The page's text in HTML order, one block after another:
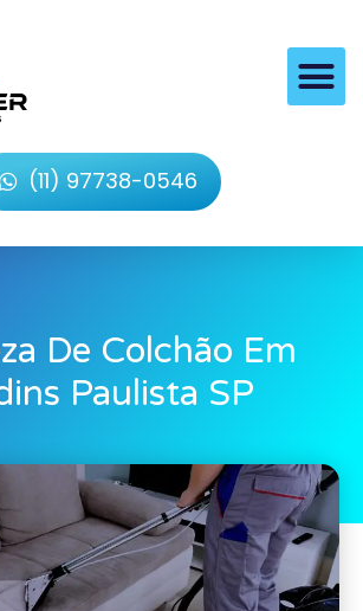
(11) 97738-0546
De Colchão Em
Paulista SP